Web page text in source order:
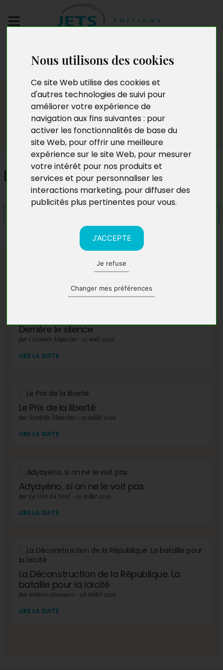
Nous utilisons des cookies
Ce site Web utilise des cookies et
d'autres technologies de suivi pour
améliorer votre expérience de
navigation aux fins suivantes : pour
activer les fonctionnalités de base du
site Web, pour offrir une meilleure
expérience sur le site Web, pour mesurer
votre intérêt pour nos produits et
services et pour personnaliser les
interactions marketing, pour diffuser des
publicités plus pertinentes pour vous.
J'ACCEPTE
Je refuse
Changer mes préférences
manuscrit
Presse
Les Étoiles d'araignées
A lire également
Derrière le silence
par Cévennes Magazine - 15 août 2026
LIRE LA SUITE
Le Prix de la liberté
par Scarlette Magazine - 29 juillet 2026
LIRE LA SUITE
Adyayéno, si on ne le voit pas
par La Voix du Nord - 29 juillet 2026
LIRE LA SUITE
La Déconstruction de la République. La
bataille pour la laïcité
par lectures.suzannees - 28 juillet 2026
LIRE LA SUITE